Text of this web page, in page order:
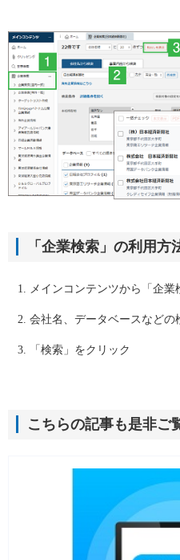
「企業検索」の利用方
メインコンテンツから「企業
会社名、データベースなどの
「検索」をクリック
こちらの記事も是非ご